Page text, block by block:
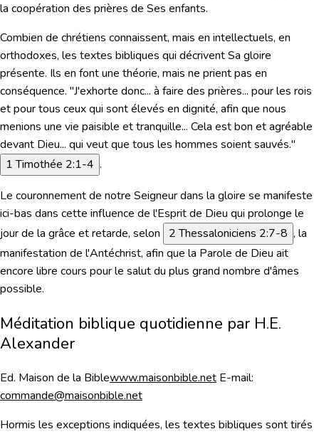
la coopération des prières de Ses enfants.
Combien de chrétiens connaissent, mais en intellectuels, en
orthodoxes, les textes bibliques qui décrivent Sa gloire
présente. Ils en font une théorie, mais ne prient pas en
conséquence. "J'exhorte donc... à faire des prières... pour les rois
et pour tous ceux qui sont élevés en dignité, afin que nous
menions une vie paisible et tranquille... Cela est bon et agréable
devant Dieu... qui veut que tous les hommes soient sauvés."
1 Timothée 2:1-4 .
Le couronnement de notre Seigneur dans la gloire se manifeste
ici-bas dans cette influence de l'Esprit de Dieu qui prolonge le
jour de la grâce et retarde, selon
2 Thessaloniciens 2:7-8 , la
manifestation de l'Antéchrist, afin que la Parole de Dieu ait
encore libre cours pour le salut du plus grand nombre d'âmes
possible.
Méditation biblique quotidienne par H.E.
Alexander
Ed. Maison de la Biblewww.maisonbible.net E-mail:
commande@maisonbible.net
Hormis les exceptions indiquées, les textes bibliques sont tirés